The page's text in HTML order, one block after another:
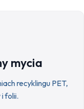
mycia
recyklingu PET,
folii.